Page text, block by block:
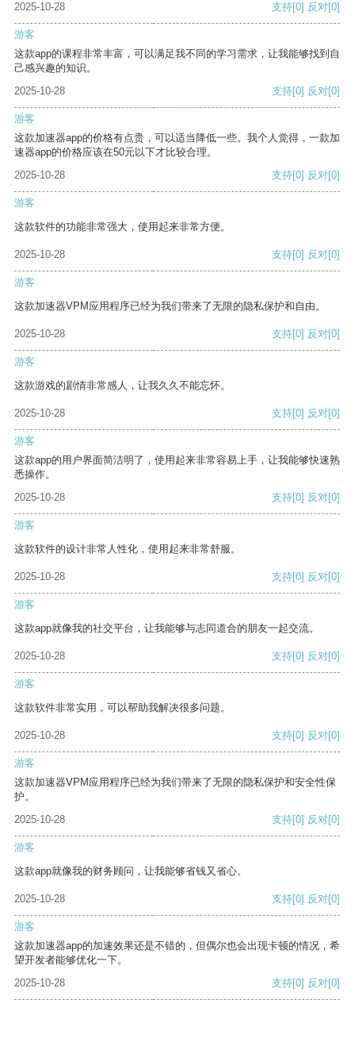
2025-10-28 支持[0] 反对[0]
游客
这款app的课程非常丰富，可以满足我不同的学习需求，让我能够找到自
己感兴趣的知识。
2025-10-28
支持[0] 反对[0]
游客
这款加速器app的价格有点贵，可以适当降低一些。我个人觉得，一款加
速器app的价格应该在50元以下才比较合理。
2025-10-28
支持[0] 反对[0]
游客
这款软件的功能非常强大，使用起来非常方便。
2025-10-28 支持[0] 反对[0]
游客
这款加速器VPM应用程序已经为我们带来了无限的隐私保护和自由。
2025-10-28 支持[0] 反对[0]
游客
这款游戏的剧情非常感人，让我久久不能忘怀。
2025-10-28 支持[0] 反对[0]
游客
这款app的用户界面简洁明了，使用起来非常容易上手，让我能够快速熟
悉操作。
2025-10-28
支持[0] 反对[0]
游客
这款软件的设计非常人性化，使用起来非常舒服。
2025-10-28 支持[0] 反对[0]
游客
这款app就像我的社交平台，让我能够与志同道合的朋友一起交流。
2025-10-28 支持[0] 反对[0]
游客
这款软件非常实用，可以帮助我解决很多问题。
2025-10-28 支持[0] 反对[0]
游客
这款加速器VPM应用程序已经为我们带来了无限的隐私保护和安全性保
护。
2025-10-28
支持[0] 反对[0]
游客
这款app就像我的财务顾问，让我能够省钱又省心。
2025-10-28 支持[0] 反对[0]
游客
这款加速器app的加速效果还是不错的，但偶尔也会出现卡顿的情况，希
望开发者能够优化一下。
2025-10-28
支持[0] 反对[0]